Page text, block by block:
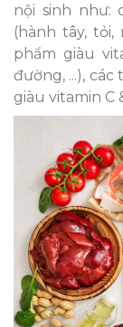
nội sinh như:
(hành tây, tỏi,
phẩm giàu
đường, ...),
giàu vitamin C